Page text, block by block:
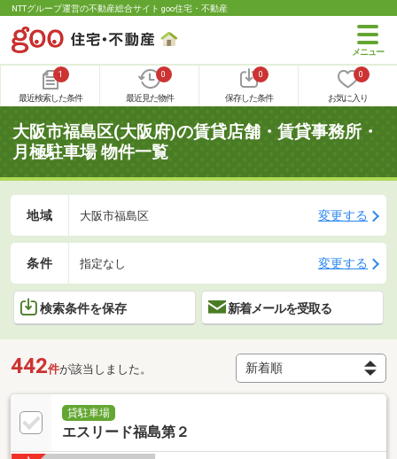
NTTグループ運営の不動産総合サイト goo住宅・不動産
1
最近検索した条件
0
最近見た物件
0
保存した条件
0
お気に入り
大阪市福島区(大阪府)の賃貸店舗・賃貸事務所・
月極駐車場 物件一覧
地域 大阪市福島区 変更する
条件 指定なし 変更する
検索条件を保存 新着メールを受取る
442件が該当しました。
貸駐車場
エスリード福島第２